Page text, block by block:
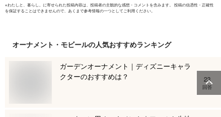
※わたしと、暮らし。 に寄せられた投稿内容は、投稿者の主観的な感想・コメントを含みます。 投稿の信憑性・正確性
を保証することはできませんので、あくまで参考情報の一つとしてご利用ください。
オーナメント・モビールの人気おすすめランキング
ガーデンオーナメント｜ディズニーキャラ
クターのおすすめは？
23
回答